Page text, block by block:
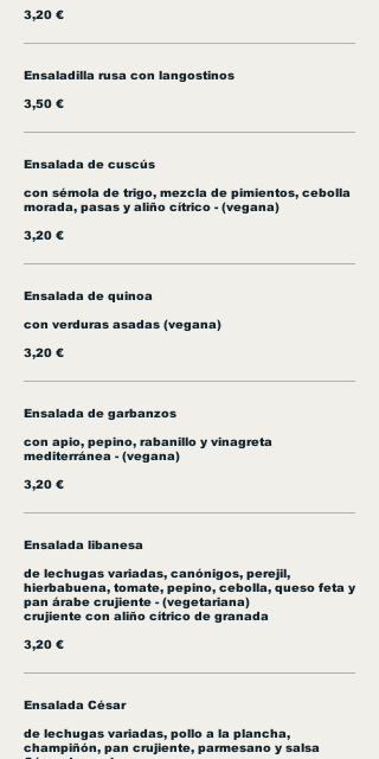
3,20 €
Ensaladilla rusa con langostinos
3,50 €
Ensalada de cuscús
con sémola de trigo, mezcla de pimientos, cebolla
morada, pasas y aliño cítrico - (vegana)
3,20 €
Ensalada de quinoa
con verduras asadas (vegana)
3,20 €
Ensalada de garbanzos
con apio, pepino, rabanillo y vinagreta
mediterránea - (vegana)
3,20 €
Ensalada libanesa
de lechugas variadas, canónigos, perejil,
hierbabuena, tomate, pepino, cebolla, queso feta y
pan árabe crujiente - (vegetariana)
crujiente con aliño cítrico de granada
3,20 €
Ensalada César
de lechugas variadas, pollo a la plancha,
champiñón, pan crujiente, parmesano y salsa